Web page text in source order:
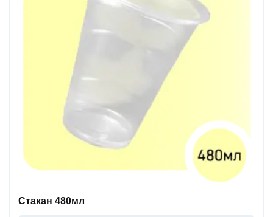
Стакан 480мл